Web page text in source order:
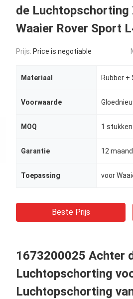
de Luchtopschorting
Waaier Rover Sport
Prijs: Price is negotiable
Materiaal Rubber +
Voorwaarde
MOQ 1 stukken
Garantie 12
Toepassing voor
Beste Prijs
1673200025 Achter
Luchtopschorting
Luchtopschorting